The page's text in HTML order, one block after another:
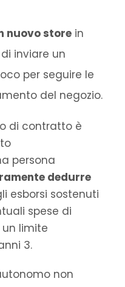
nuovo store in
inviare un
per seguire le
del negozio.
di contratto è
persona
dedurre
esborsi sostenuti
spese di
limite
3.
non